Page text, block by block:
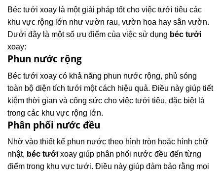
Béc tưới xoay là một giải pháp tốt cho việc tưới tiêu các
khu vực rộng lớn như vườn rau, vườn hoa hay sân vườn.
Dưới đây là một số ưu điểm của việc sử dụng béc tưới
xoay:
Phun nước rộng
Béc tưới xoay có khả năng phun nước rộng, phủ sóng
toàn bộ diện tích tưới một cách hiệu quả. Điều này giúp tiết
kiệm thời gian và công sức cho việc tưới tiêu, đặc biệt là
trong các khu vực rộng lớn.
Phân phối nước đều
Nhờ vào thiết kế phun nước theo hình tròn hoặc hình chữ
nhật, béc tưới xoay giúp phân phối nước đều đến từng
điểm trong khu vực tưới. Điều này giúp đảm bảo rằng mọi